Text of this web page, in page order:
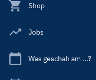
Shop
Jobs
Was geschah am ...?